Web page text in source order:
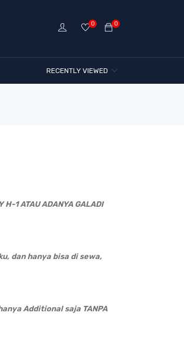
0
0
RECENTLY VIEWED
H-1 ATAU ADANYA GALADI
dan hanya bisa di sewa,
Additional saja TANPA